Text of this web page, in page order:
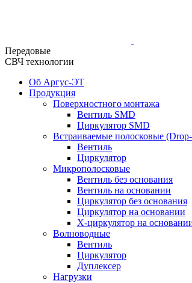
Передовые
СВЧ технологии
Об Аргус-ЭТ
Продукция
Поверхностного монтажа
Вентиль SMD
Циркулятор SMD
Встраиваемые полосковые
Вентиль
Циркулятор
Микрополосковые
Вентиль без основания
Вентиль на основании
Циркулятор без основания
Циркулятор на основании
Х-циркулятор на
Волноводные
Вентиль
Циркулятор
Дуплексер
Нагрузки